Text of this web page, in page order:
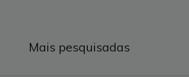
Mais pesquisadas